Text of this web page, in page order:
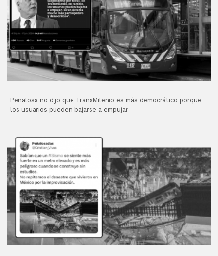
Peñalosa no dijo que TransMilenio es más democrático porque
los usuarios pueden bajarse a empujar